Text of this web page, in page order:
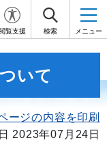
閲覧支援 検索 メニュー
いて
ージの内容を印刷
2023年07月24日